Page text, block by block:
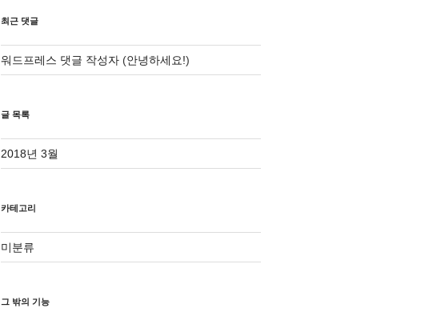
최근 댓글
워드프레스 댓글 작성자(안녕하세요!)
글 목록
2018년 3월
카테고리
미분류
그 밖의 기능